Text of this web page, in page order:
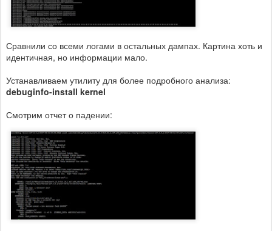
Сравнили со всеми логами в остальных дампах. Картина хоть и
идентичная, но информации мало.
Устанавливаем утилиту для более подробного анализа:
debuginfo-install kernel
Смотрим отчет о падении: